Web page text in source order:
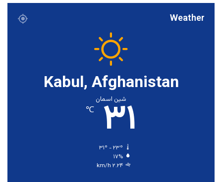
Weather
Kabul, Afghanistan
شین اسمان
۳۱ ℃
۱۷%
۲.۲۴ km/h